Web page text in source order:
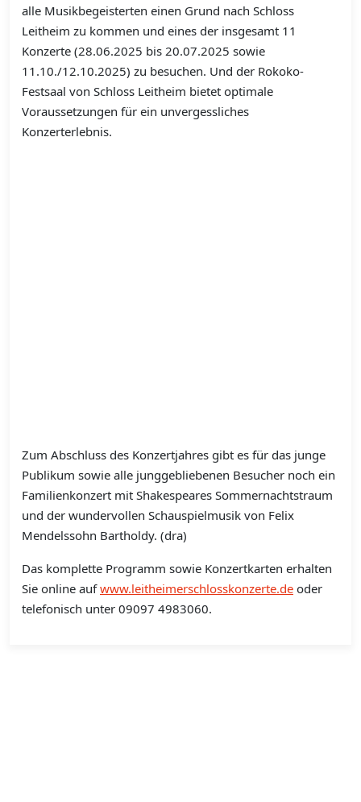
alle Musikbegeisterten einen Grund nach Schloss
Leitheim zu kommen und eines der insgesamt 11
Konzerte (28.06.2025 bis 20.07.2025 sowie
11.10./12.10.2025) zu besuchen. Und der Rokoko-
Festsaal von Schloss Leitheim bietet optimale
Voraussetzungen für ein unvergessliches
Konzerterlebnis.
Zum Abschluss des Konzertjahres gibt es für das junge
Publikum sowie alle junggebliebenen Besucher noch ein
Familienkonzert mit Shakespeares Sommernachtstraum
und der wundervollen Schauspielmusik von Felix
Mendelssohn Bartholdy. (dra)
Das komplette Programm sowie Konzertkarten erhalten
Sie online aufwww.leitheimerschlosskonzerte.de oder
telefonisch unter 09097 4983060.